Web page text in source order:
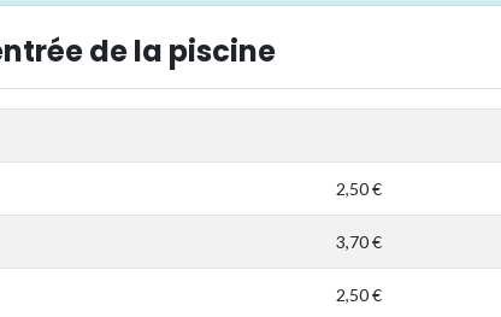
de la piscine
2,50 €
3,70 €
2,50 €